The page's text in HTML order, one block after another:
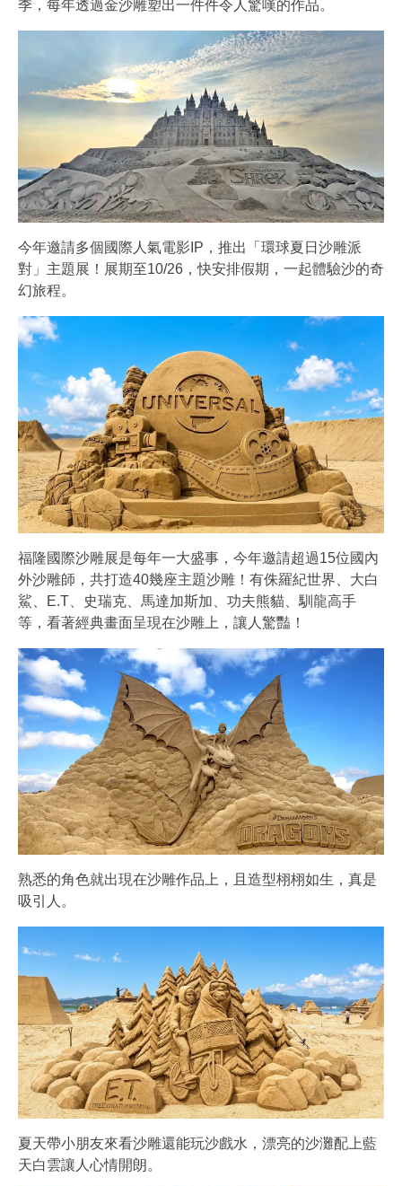
季，每年透過金沙雕塑出一件件令人驚嘆的作品。
今年邀請多個國際人氣電影IP，推出「環球夏日沙雕派
對」主題展！展期至10/26，快安排假期，一起體驗沙的奇
幻旅程。
福隆國際沙雕展是每年一大盛事，今年邀請超過15位國內
外沙雕師，共打造40幾座主題沙雕！有侏羅紀世界、大白
鯊、E.T、史瑞克、馬達加斯加、功夫熊貓、馴龍高手
等，看著經典畫面呈現在沙雕上，讓人驚豔！
熟悉的角色就出現在沙雕作品上，且造型栩栩如生，真是
吸引人。
夏天帶小朋友來看沙雕還能玩沙戲水，漂亮的沙灘配上藍
天白雲讓人心情開朗。